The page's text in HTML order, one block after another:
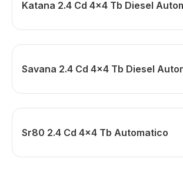
Katana 2.4 Cd 4x4 Tb Diesel
Savana 2.4 Cd 4x4 Tb Diesel
Sr80 2.4 Cd 4x4 Tb Automatico